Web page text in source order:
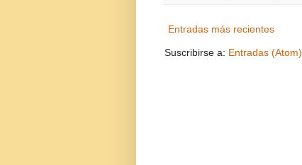
Entradas más recientes
Suscribirse a: Entradas (Atom)